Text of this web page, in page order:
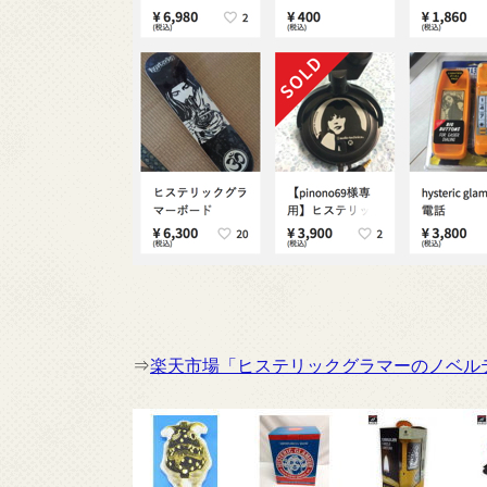
⇒楽天市場「ヒステリックグラマーのノベル